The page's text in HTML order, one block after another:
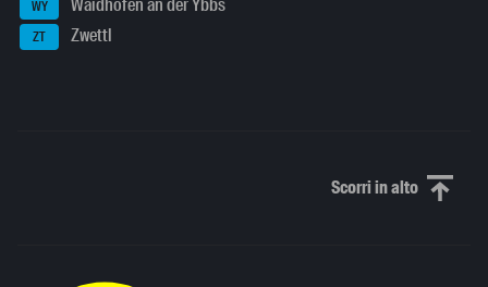
WY Waidhofen an der Ybbs
ZT Zwettl
Scorri in altoScorri in alto